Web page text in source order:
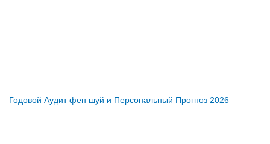
Годовой Аудит фен шуй и Персональный Прогноз 2026